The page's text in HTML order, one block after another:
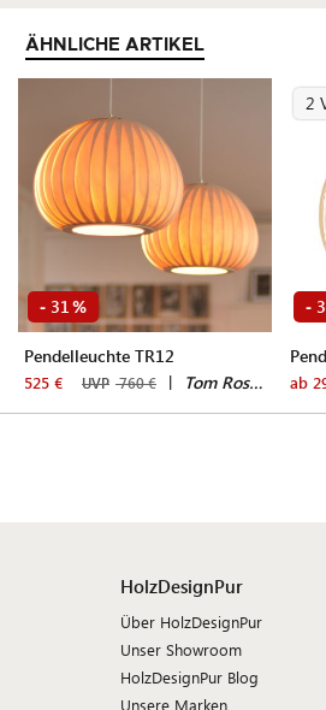
ÄHNLICHE ARTIKEL
- 31 %
Pendelleuchte TR12
525 € UVP 760 € | Tom Rossau
2
-
ab
HolzDesignPur
Über HolzDesignPur
Unser Showroom
HolzDesignPur Blog
Unsere Marken